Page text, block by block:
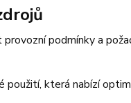
podmínky a
použití, která nabízí